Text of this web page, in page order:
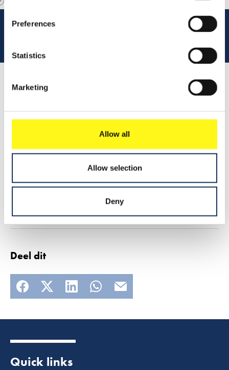
Preferences
Statistics
Marketing
Allow all
Allow selection
Deny
Lees
Deel dit
Quick links